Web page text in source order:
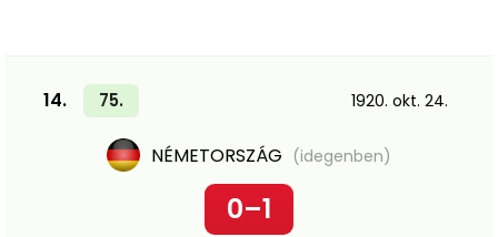
14. 75. 1920. okt. 24.
NÉMETORSZÁG (idegenben)
0–1